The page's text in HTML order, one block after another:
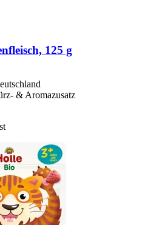
125 g
& Aromazusatz